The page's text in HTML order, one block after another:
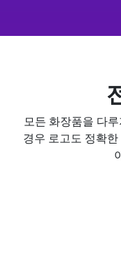
모든 화장품을 다
경우 로고도 정확